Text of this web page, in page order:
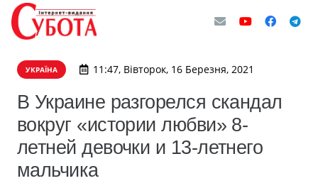
УКРАЇНА 11:47, Вівторок, 16 Березня, 2021
В Украине разгорелся скандал
вокруг «истории любви» 8-
летней девочки и 13-летнего
мальчика